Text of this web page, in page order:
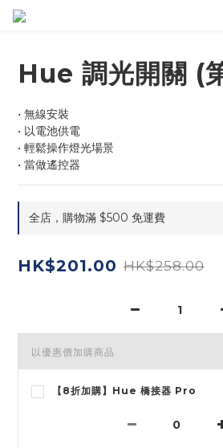
Hue 調光開關 (
• 無線安裝
• 以電池供電
• 輕鬆操作燈光場景
• 當做遙控器
全店，購物滿 $500 免運費
HK$201.00 HK$258.00
以優惠價加購商品
【8折加購】Hue 橋接器 Pro